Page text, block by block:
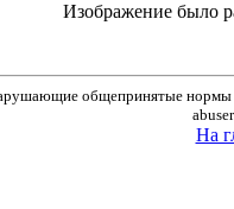
Изображение было
общепринятые нормы
На